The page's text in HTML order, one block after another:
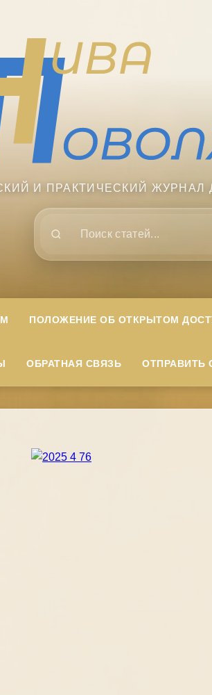
И ПРАКТИЧЕСКИЙ
ПОЛОЖЕНИЕ ОБ ОТКРЫТОМ
ОБРАТНАЯ СВЯЗЬ ОТПРАВИТЬ